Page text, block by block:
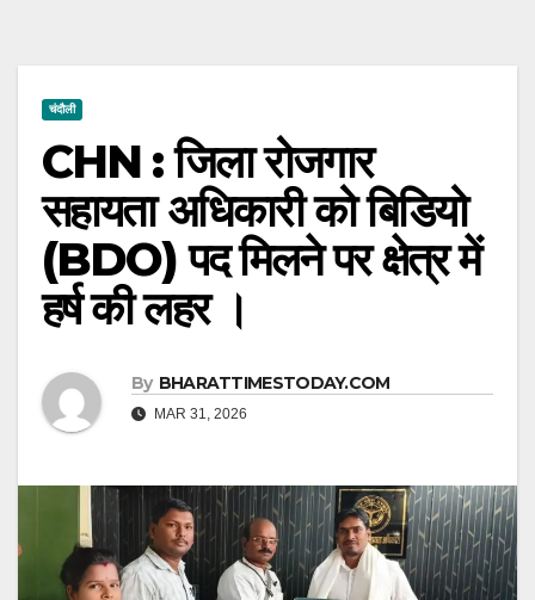
चंदौली
CHN : जिला रोजगार
सहायता अधिकारी को बिडियो
(BDO) पद मिलने पर क्षेत्र में
हर्ष की लहर ।
By BHARATTIMESTODAY.COM
MAR 31, 2026